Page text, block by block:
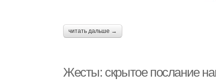
читать дальше →
Жесты: скрытое послание